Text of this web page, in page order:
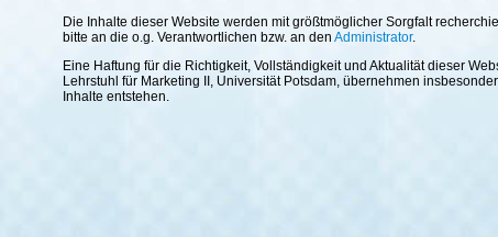
Die Inhalte dieser Website werden mit größtmöglicher Sorgfalt
bitte an die o.g. Verantwortlichen bzw. an den Administrator.
Eine Haftung für die Richtigkeit, Vollständigkeit und Aktualität dieser
Lehrstuhl für Marketing II, Universität Potsdam, übernehmen
Inhalte entstehen.